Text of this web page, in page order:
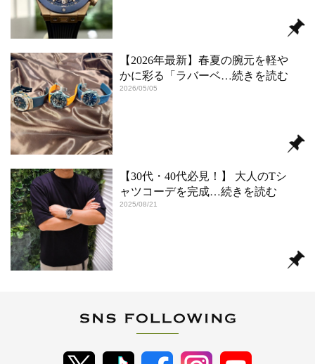
【2026年最新】春夏の腕元を軽や
かに彩る「ラバーベ…続きを読む
2026/05/05
【30代・40代必見！】 大人のTシ
ャツコーデを完成…続きを読む
2025/08/21